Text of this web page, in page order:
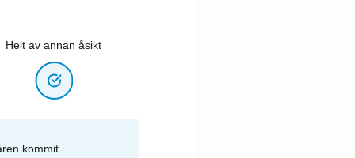
Helt av annan åsikt
kommit